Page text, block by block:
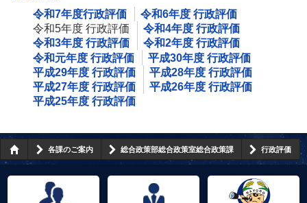
令和7年度行政評価
令和6年度 行政評価
令和5年度 行政評価
令和4年度 行政評価
令和3年度 行政評価
令和2年度 行政評価
令和元年度 行政評価
平成30年度 行政評価
平成29年度 行政評価
平成28年度 行政評価
平成27年度 行政評価
平成26年度 行政評価
平成25年度 行政評価
各課のご案内 総合政策部総合政策室総合政策課 行政評価